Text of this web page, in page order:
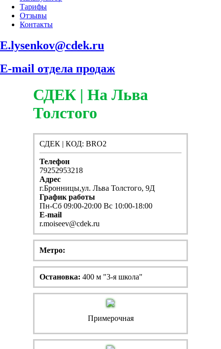
Тарифы
Отзывы
Контакты
E.lysenkov@cdek.ru
E-mail отдела продаж
СДЕК | На Льва
Толстого
СДЕК | КОД: BRO2
Телефон
79252953218
Адрес
г.Бронницы,ул. Льва Толстого, 9Д
График работы
Пн-Сб 09:00-20:00 Вс 10:00-18:00
E-mail
r.moiseev@cdek.ru
Метро:
Остановка: 400 м "3-я школа"
Примерочная